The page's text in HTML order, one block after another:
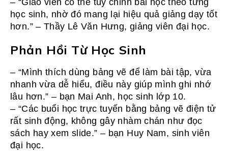
học sinh, nhờ đó mang lại hiệu quả giảng dạy tốt
hơn.” – Thầy Lê Văn Hưng, giảng viên đại học.
Phản Hồi Từ Học Sinh
– “Mình thích dùng bảng vẽ để làm bài tập, vừa
nhanh vừa dễ hiểu, điều này giúp mình ghi nhớ
lâu hơn.” – bạn Mai Anh, học sinh lớp 10.
– “Các buổi học trực tuyến bằng bảng vẽ điện tử
rất sinh động, không gây nhàm chán như đọc
sách hay xem slide.” – bạn Huy Nam, sinh viên
đại học.